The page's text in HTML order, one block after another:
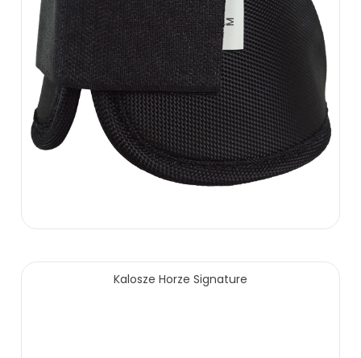
80.00 zł
Kalosze Horze Signature